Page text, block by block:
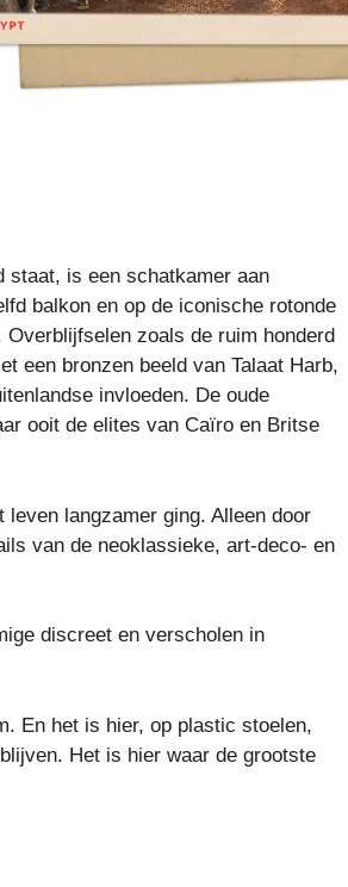
staat, is een schatkamer aan
balkon en op de iconische rotonde
zoals de ruim honderd
een bronzen beeld van Talaat Harb,
invloeden. De oude
ooit de elites van Caïro en Britse
leven langzamer ging. Alleen door
van de neoklassieke, art-deco- en
discreet en verscholen in
En het is hier, op plastic stoelen,
Het is hier waar de grootste